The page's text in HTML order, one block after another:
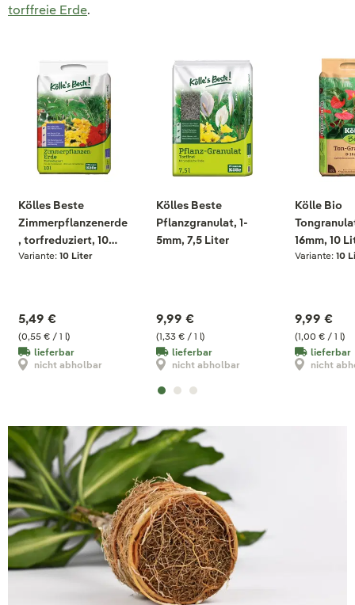
torffreie Erde.
Kölles Beste
Zimmerpflanzenerde
, torfreduziert, 10
Liter
Variante: 10 Liter
(0,55 € / 1 l)
5,49 €
lieferbar
nicht abholbar
Kölles Beste
Pflanzgranulat, 1-
5mm, 7,5 Liter
(1,33 € / 1 l)
9,99 €
lieferbar
nicht abholbar
Kölle Bio
16mm, 10
Variante: 10
(1,00 € / 1 l)
9,99 €
lieferbar
nicht